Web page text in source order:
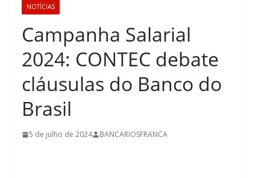
NOTÍCIAS
Campanha Salarial
2024: CONTEC debate
cláusulas do Banco do
Brasil
5 de julho de 2024 BANCARIOSFRANCA